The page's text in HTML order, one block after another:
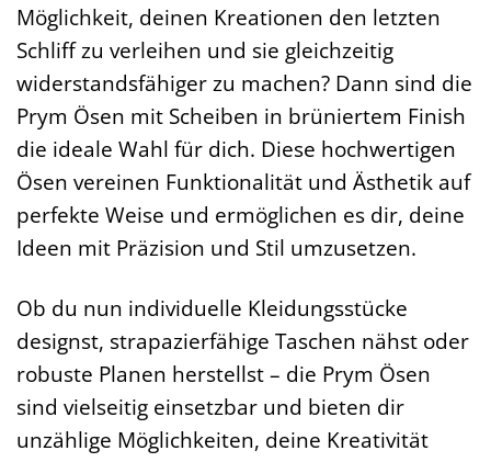
Möglichkeit, deinen Kreationen den letzten
Schliff zu verleihen und sie gleichzeitig
widerstandsfähiger zu machen? Dann sind die
Prym Ösen mit Scheiben in brüniertem Finish
die ideale Wahl für dich. Diese hochwertigen
Ösen vereinen Funktionalität und Ästhetik auf
perfekte Weise und ermöglichen es dir, deine
Ideen mit Präzision und Stil umzusetzen.
Ob du nun individuelle Kleidungsstücke
designst, strapazierfähige Taschen nähst oder
robuste Planen herstellst – die Prym Ösen
sind vielseitig einsetzbar und bieten dir
unzählige Möglichkeiten, deine Kreativität